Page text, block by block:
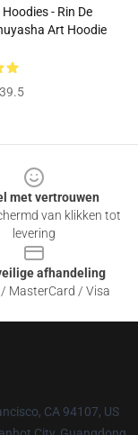
- Rin De
Art Hoodie
met vertrouwen
van klikken tot
levering
afhandeling
MasterCard / Visa
CA 94107, US